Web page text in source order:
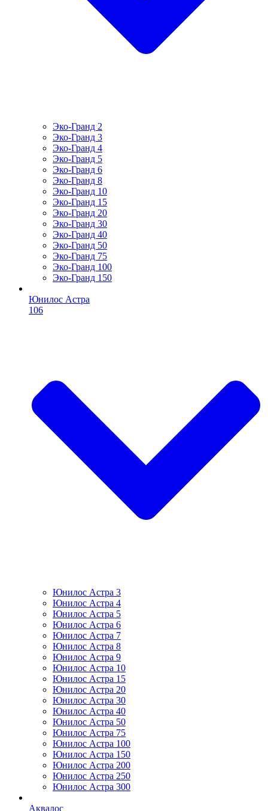
Эко-Гранд 2
Эко-Гранд 3
Эко-Гранд 4
Эко-Гранд 5
Эко-Гранд 6
Эко-Гранд 8
Эко-Гранд 10
Эко-Гранд 15
Эко-Гранд 20
Эко-Гранд 30
Эко-Гранд 40
Эко-Гранд 50
Эко-Гранд 75
Эко-Гранд 100
Эко-Гранд 150
Юнилос Астра
106
Юнилос Астра 3
Юнилос Астра 4
Юнилос Астра 5
Юнилос Астра 6
Юнилос Астра 7
Юнилос Астра 8
Юнилос Астра 9
Юнилос Астра 10
Юнилос Астра 15
Юнилос Астра 20
Юнилос Астра 30
Юнилос Астра 40
Юнилос Астра 50
Юнилос Астра 75
Юнилос Астра 100
Юнилос Астра 150
Юнилос Астра 200
Юнилос Астра 250
Юнилос Астра 300
Аквалос